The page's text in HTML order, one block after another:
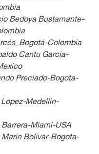
Bedoya Bustamante-
Colombia
Cantu Garcia-
Preciado-Bogota-
Medellin-
Miami-USA
Marin Bolivar-Bogota-